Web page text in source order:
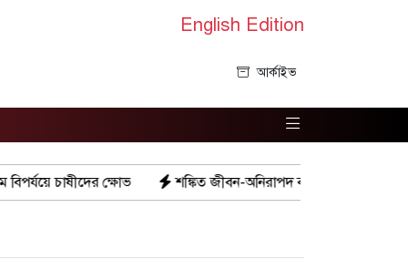
English Edition
আর্কাইভ
শঙ্কিত জীবন-অনিরাপদ ব্যবসা প্রতিষ্ঠান নিরাপত্তা চেয়ে ব্যবসায়ীর